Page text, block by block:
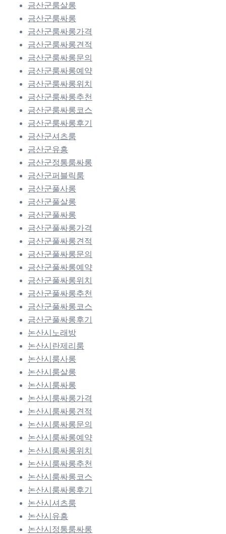
금산군룸살롱
금산군룸싸롱
금산군룸싸롱가격
금산군룸싸롱견적
금산군룸싸롱문의
금산군룸싸롱예약
금산군룸싸롱위치
금산군룸싸롱추천
금산군룸싸롱코스
금산군룸싸롱후기
금산군셔츠룸
금산군유흥
금산군정통룸싸롱
금산군퍼블릭룸
금산군풀사롱
금산군풀살롱
금산군풀싸롱
금산군풀싸롱가격
금산군풀싸롱견적
금산군풀싸롱문의
금산군풀싸롱예약
금산군풀싸롱위치
금산군풀싸롱추천
금산군풀싸롱코스
금산군풀싸롱후기
논산시노래방
논산시란제리룸
논산시룸사롱
논산시룸살롱
논산시룸싸롱
논산시룸싸롱가격
논산시룸싸롱견적
논산시룸싸롱문의
논산시룸싸롱예약
논산시룸싸롱위치
논산시룸싸롱추천
논산시룸싸롱코스
논산시룸싸롱후기
논산시셔츠룸
논산시유흥
논산시정통룸싸롱